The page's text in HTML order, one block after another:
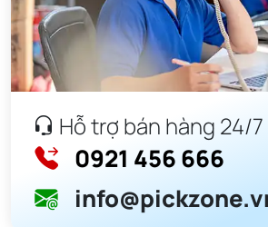
Hỗ trợ bán hàng 24/7
0921 456 666